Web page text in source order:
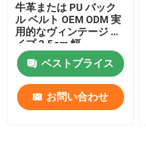
牛革または PU バック
ル ベルト OEM ODM 実
用的なヴィンテージ タ
イプ 3.5cm 幅
ベストプライス
お問い合わせ